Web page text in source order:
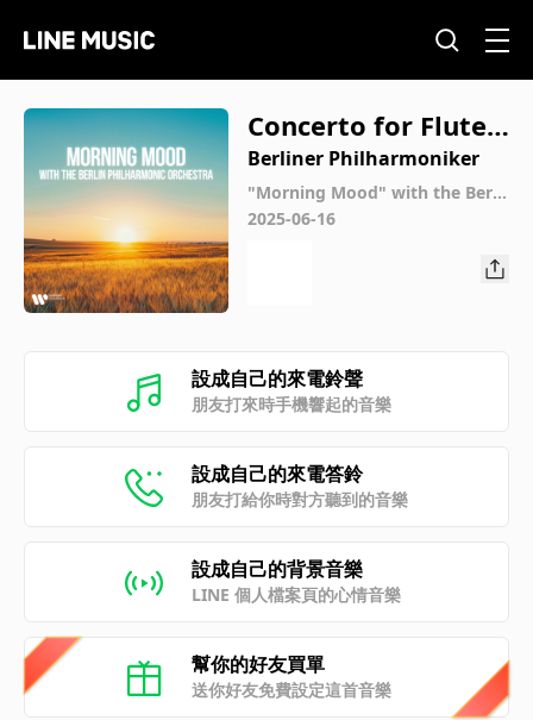
Concerto for Flute a
nd Harp in C Major,
K. 299: II. Andantin
o, Pt. 10
Berliner Philharmoniker
"Morning Mood" with the Berli
n Philharmonic Orchestra
2025-06-16
設成自己的來電鈴聲
朋友打來時手機響起的音樂
設成自己的來電答鈴
朋友打給你時對方聽到的音樂
設成自己的背景音樂
LINE 個人檔案頁的心情音樂
幫你的好友買單
送你好友免費設定這首音樂